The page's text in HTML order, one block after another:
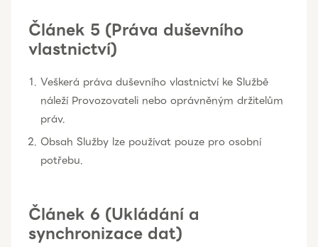
Článek 5 (Práva duševního
vlastnictví)
Veškerá práva duševního vlastnictví ke Službě
náleží Provozovateli nebo oprávněným držitelům
práv.
Obsah Služby lze používat pouze pro osobní
potřebu.
Článek 6 (Ukládání a
synchronizace dat)